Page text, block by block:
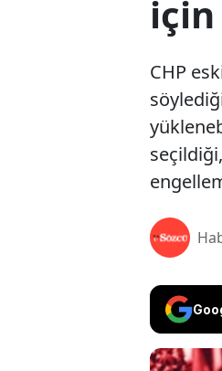
CHP